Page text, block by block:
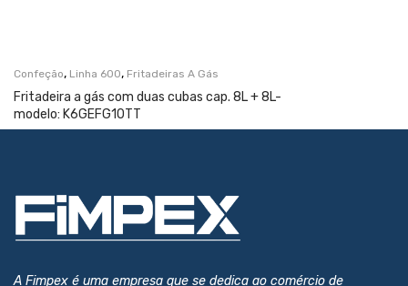
Confeção, Linha 600, Fritadeiras A Gás
Fritadeira a gás com duas cubas cap. 8L + 8L-
modelo: K6GEFG10TT
A Fimpex é uma empresa que se dedica ao comércio de